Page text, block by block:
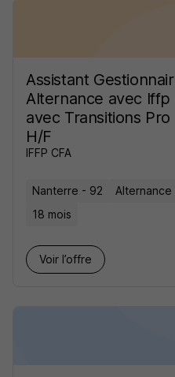
Assistant
Alternance avec Iffp
avec Transitions
H/F
IFFP CFA
Nanterre - 92 Alternance
18 mois
Voir l’offre